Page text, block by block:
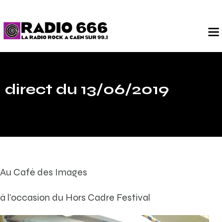
direct du 13/06/2019
Au Café des Images
à l’occasion du Hors Cadre Festival